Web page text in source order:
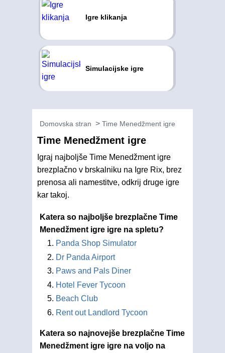
Igre klikanja
Simulacijske igre
Domovska stran Time Menedžment igre
Time Menedžment igre
Igraj najboljše Time Menedžment igre
brezplačno v brskalniku na Igre Rix, brez
prenosa ali namestitve, odkrij druge igre
kar takoj.
Katera so najboljše brezplačne Time
Menedžment igre igre na spletu?
Panda Shop Simulator
Dr Panda Airport
Paws and Pals Diner
Hotel Fever Tycoon
Beach Club
Rent out Landlord Tycoon
Katera so najnovejše brezplačne Time
Menedžment igre igre na voljo na